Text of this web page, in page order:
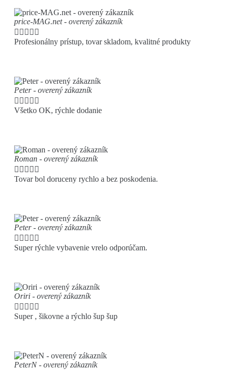
price-MAG.net - overený zákazník
    
Profesionálny prístup, tovar skladom, kvalitné produkty
Peter - overený zákazník
    
Všetko OK, rýchle dodanie
Roman - overený zákazník
    
Tovar bol doruceny rychlo a bez poskodenia.
Peter - overený zákazník
    
Super rýchle vybavenie vrelo odporúčam.
Oriri - overený zákazník
    
Super , šikovne a rýchlo šup šup
PeterN - overený zákazník